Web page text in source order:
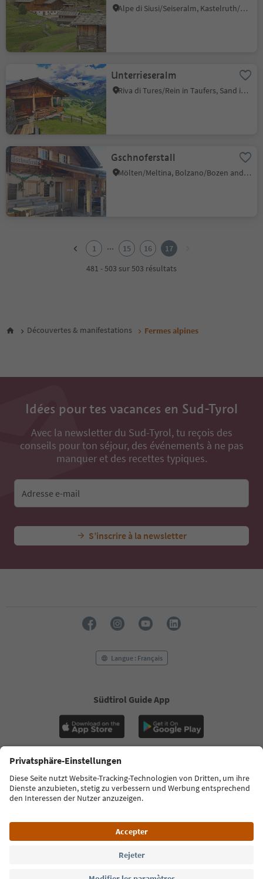
Alpe di Siusi/Seiseralm, Kastelruth/Castelrotto, Dolomites Region Seiser Alm
Unterrieseralm
Riva di Tures/Rein in Taufers, Sand in Taufers/Campo Tures, Ahrntal/Valle Aurina
Gschnoferstall
Mölten/Meltina, Bolzano/Bozen and environs
9
10
1 ... 15 16
17
481 - 503 sur 503 résultats
Découvertes & manifestations Fermes alpines
Idées pour tes vacances en Sud-Tyrol
Avec la newsletter du Sud-Tyrol, tu reçois des
conseils pour ton séjour, des événements à ne pas
manquer et des recettes typiques.
Adresse e-mail
S’inscrire à la newsletter
Langue : Français
Südtirol Guide App
FAQ Contactez-nous Presse
MICE
Politique de confidentialité
Conditions générales
Empreinte
Déclaration d’accessibilité South Tyrol B2B
© 2026 IDM Südtirol